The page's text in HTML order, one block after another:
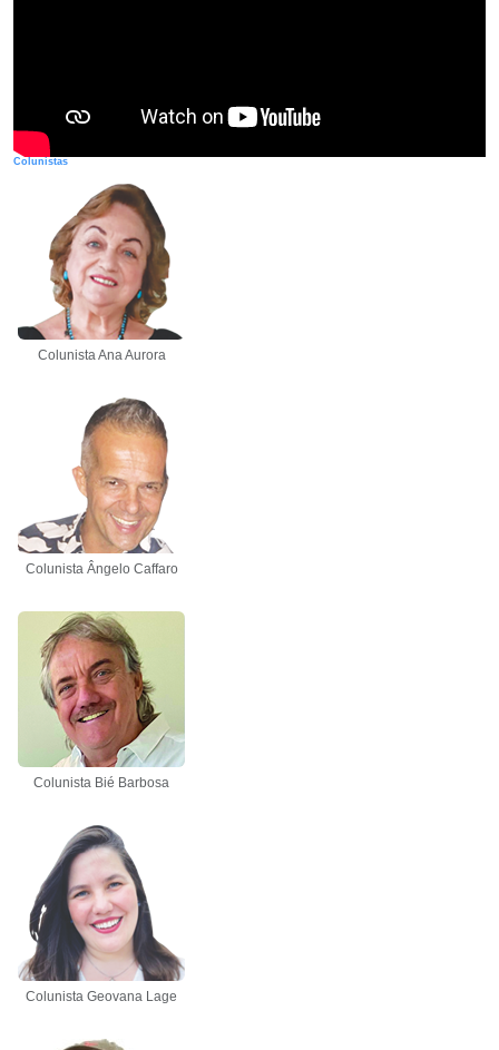
Colunistas
Colunista Ana Aurora
Colunista Ângelo Caffaro
Colunista Bié Barbosa
Colunista Geovana Lage